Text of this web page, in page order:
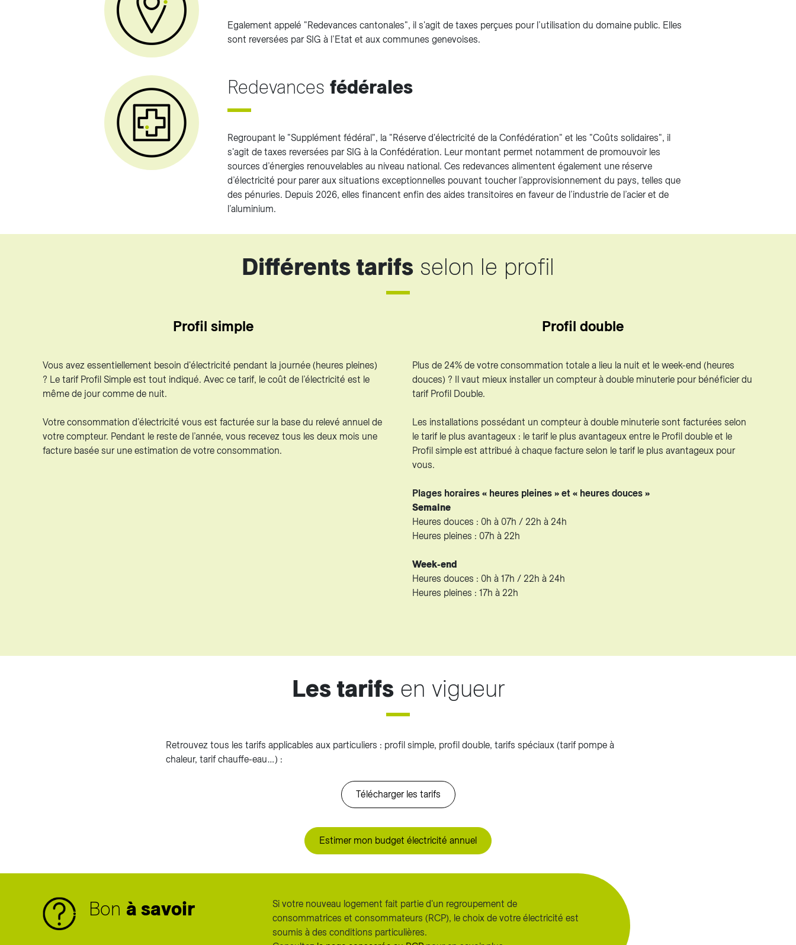
Egalement appelé "Redevances cantonales", il s'agit de taxes perçues pour l’utilisation du domaine public. Elles
sont reversées par SIG à l’Etat et aux communes genevoises.
Redevances fédérales
Regroupant le "Supplément fédéral", la "Réserve d'électricité de la Confédération" et les "Coûts solidaires", il
s'agit de taxes reversées par SIG à la Confédération. Leur montant permet notamment de promouvoir les
sources d’énergies renouvelables au niveau national. Ces redevances alimentent également une réserve
d’électricité pour parer aux situations exceptionnelles pouvant toucher l’approvisionnement du pays, telles que
des pénuries. Depuis 2026, elles financent enfin des aides transitoires en faveur de l’industrie de l’acier et de
l’aluminium.
Différents tarifs selon le profil
Profil simple
Vous avez essentiellement besoin d'électricité pendant la journée (heures pleines)
? Le tarif Profil Simple est tout indiqué. Avec ce tarif, le coût de l’électricité est le
même de jour comme de nuit.
Votre consommation d’électricité vous est facturée sur la base du relevé annuel de
votre compteur. Pendant le reste de l’année, vous recevez tous les deux mois une
facture basée sur une estimation de votre consommation.
Profil double
Plus de 24% de votre consommation totale a lieu la nuit et le week-end (heures
douces) ? Il vaut mieux installer un compteur à double minuterie pour bénéficier du
tarif Profil Double.
Les installations possédant un compteur à double minuterie sont facturées selon
le tarif le plus avantageux : le tarif le plus avantageux entre le Profil double et le
Profil simple est attribué à chaque facture selon le tarif le plus avantageux pour
vous.
Plages horaires « heures pleines » et « heures douces »
Semaine
Heures douces : 0h à 07h / 22h à 24h
Heures pleines : 07h à 22h
Week-end
Heures douces : 0h à 17h / 22h à 24h
Heures pleines : 17h à 22h
Les tarifsen vigueur
Retrouvez tous les tarifs applicables aux particuliers : profil simple, profil double, tarifs spéciaux (tarif pompe à
chaleur, tarif chauffe-eau…) :
Télécharger les tarifs
Estimer mon budget électricité annuel
Bon à savoir
Si votre nouveau logement fait partie d'un regroupement de
consommatrices et consommateurs (RCP), le choix de votre électricité est
soumis à des conditions particulières.